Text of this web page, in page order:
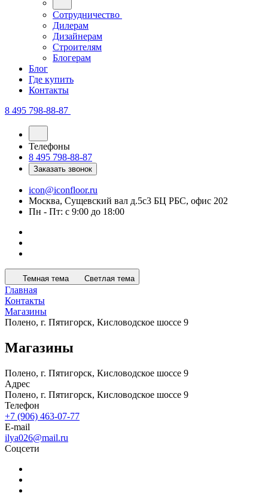
Сотрудничество
Дилерам
Дизайнерам
Строителям
Блогерам
Блог
Где купить
Контакты
8 495 798-88-87
Телефоны
8 495 798-88-87
Заказать звонок
icon@iconfloor.ru
Москва, Сущевский вал д.5с3 БЦ РБС, офис 202
Пн - Пт: с 9:00 до 18:00
Темная тема Светлая тема
Главная
Контакты
Магазины
Полено, г. Пятигорск, Кисловодское шоссе 9
Магазины
Полено, г. Пятигорск, Кисловодское шоссе 9
Адрес
Полено, г. Пятигорск, Кисловодское шоссе 9
Телефон
+7 (906) 463-07-77
E-mail
ilya026@mail.ru
Соцсети